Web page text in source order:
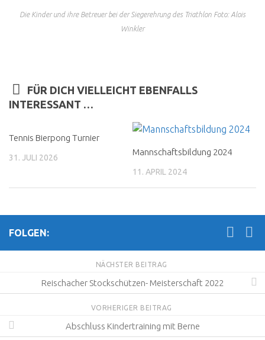
Die Kinder und ihre Betreuer bei der Siegerehrung des Triathlon Foto: Alois
Winkler
FÜR DICH VIELLEICHT EBENFALLS
INTERESSANT …
Tennis Bierpong Turnier
31. JULI 2026
Mannschaftsbildung 2024
11. APRIL 2024
FOLGEN:
NÄCHSTER BEITRAG
Reischacher Stockschützen- Meisterschaft 2022
VORHERIGER BEITRAG
Abschluss Kindertraining mit Berne